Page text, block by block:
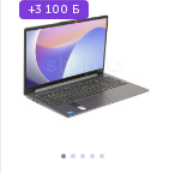
+3 100 Б